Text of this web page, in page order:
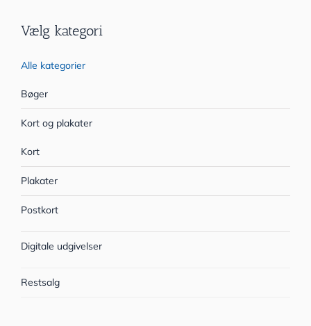
Vælg kategori
Alle kategorier
Bøger
Kort og plakater
Kort
Plakater
Postkort
Digitale udgivelser
Restsalg